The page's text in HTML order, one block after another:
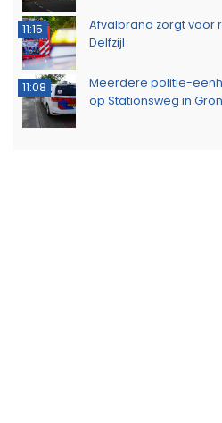
11:15
Afvalbrand zorgt voor
Delfzijl
11:08
Meerdere politie-
op Stationsweg in